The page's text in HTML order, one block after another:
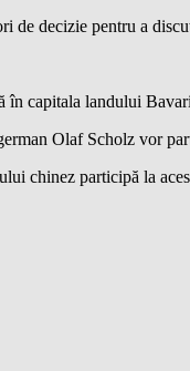
decizie pentru a
în capitala landului
Olaf Scholz vor
chinez participă la